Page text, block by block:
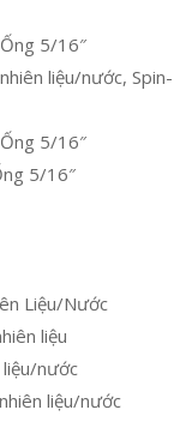
5/16″
liệu/nước, Spin-
5/16″
5/16″
Liệu/Nước
liệu
liệu/nước
liệu/nước